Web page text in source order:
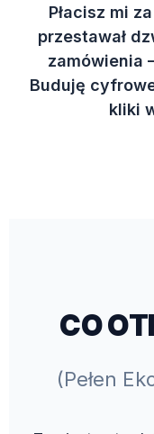
Płacisz mi
przestawał
zamówienia
Buduję
kliki
CO
(Pełen